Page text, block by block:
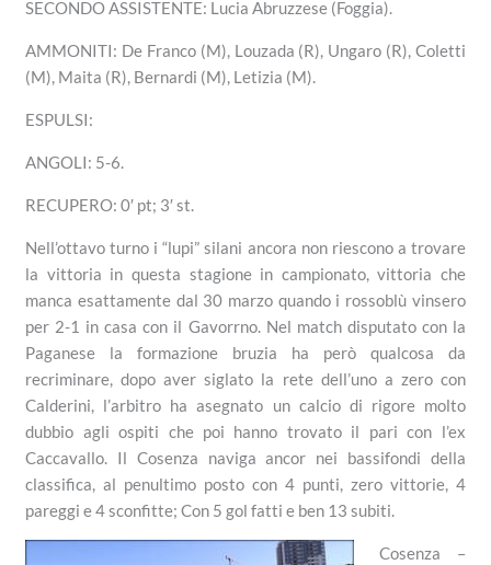
SECONDO ASSISTENTE: Lucia Abruzzese (Foggia).
AMMONITI: De Franco (M), Louzada (R), Ungaro (R), Coletti
(M), Maita (R), Bernardi (M), Letizia (M).
ESPULSI:
ANGOLI: 5-6.
RECUPERO: 0′ pt; 3′ st.
Nell’ottavo turno i “lupi” silani ancora non riescono a trovare
la vittoria in questa stagione in campionato, vittoria che
manca esattamente dal 30 marzo quando i rossoblù vinsero
per 2-1 in casa con il Gavorrno. Nel match disputato con la
Paganese la formazione bruzia ha però qualcosa da
recriminare, dopo aver siglato la rete dell’uno a zero con
Calderini, l’arbitro ha asegnato un calcio di rigore molto
dubbio agli ospiti che poi hanno trovato il pari con l’ex
Caccavallo. Il Cosenza naviga ancor nei bassifondi della
classifica, al penultimo posto con 4 punti, zero vittorie, 4
pareggi e 4 sconfitte; Con 5 gol fatti e ben 13 subiti.
Cosenza –